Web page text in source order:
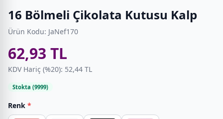
16 Bölmeli Çikolata Kutusu Kalp
Ürün Kodu: JaNef170
62,93 TL
KDV Hariç (%20): 52,44 TL
Stokta (9999)
Renk *